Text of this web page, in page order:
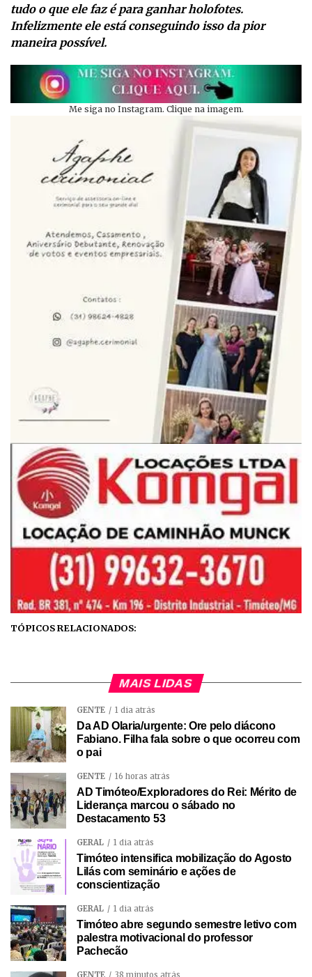
tudo o que ele faz é para ganhar holofotes.
Infelizmente ele está conseguindo isso da pior
maneira possível.
Me siga no Instagram. Clique na imagem.
TÓPICOS RELACIONADOS:
MAIS LIDAS
GENTE 1 dia atrás
Da AD Olaria/urgente: Ore pelo diácono
Fabiano. Filha fala sobre o que ocorreu com
o pai
GENTE 16 horas atrás
AD Timóteo/Exploradores do Rei: Mérito de
Liderança marcou o sábado no
Destacamento 53
GERAL 1 dia atrás
Timóteo intensifica mobilização do Agosto
Lilás com seminário e ações de
conscientização
GERAL 1 dia atrás
Timóteo abre segundo semestre letivo com
palestra motivacional do professor
Pachecão
GENTE 38 minutos atrás